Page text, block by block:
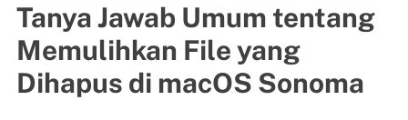
Tanya Jawab Umum tentang
Memulihkan File yang
Dihapus di macOS Sonoma